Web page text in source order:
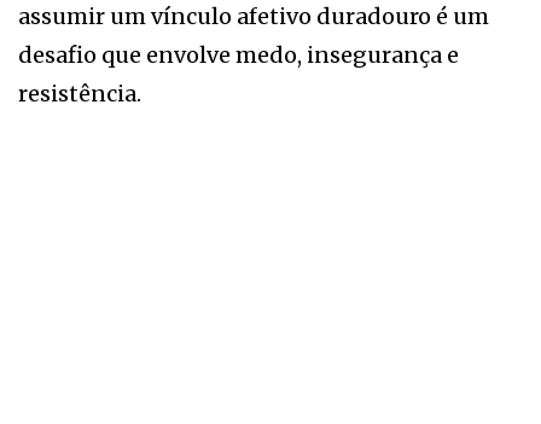
assumir um vínculo afetivo duradouro é um
desafio que envolve medo, insegurança e
resistência.